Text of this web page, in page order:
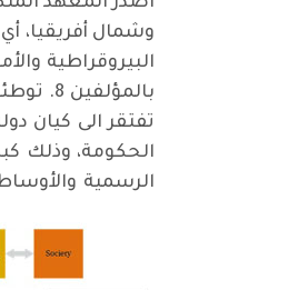
تفتقر الى كيان
الحكومة، وذلك
الرسمية